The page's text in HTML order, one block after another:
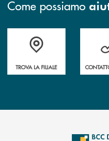
Come possiamo
Accedi all' elenco completo delle
TROVA LA FILIALE
Hai